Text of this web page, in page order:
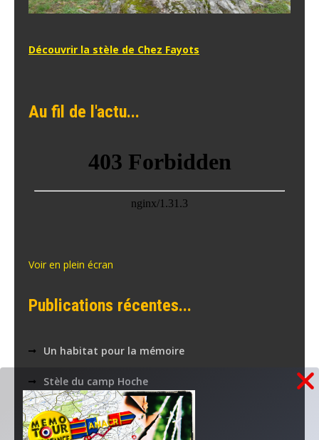
Découvrir la stèle de Chez Fayots
Au fil de l'actu...
Voir en plein écran
Publications récentes...
Un habitat pour la mémoire
Stèle du camp Hoche
Collecte coopérative